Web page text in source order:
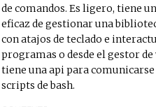
de comandos. Es ligero, tiene
eficaz de gestionar una
con atajos de teclado e
programas o desde el gestor
tiene una api para
scripts de bash.